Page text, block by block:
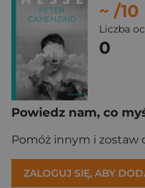
~ /10
Liczba
0
Powiedz nam, co
Pomóż innym i zostaw
ZALOGUJ SIĘ, ABY